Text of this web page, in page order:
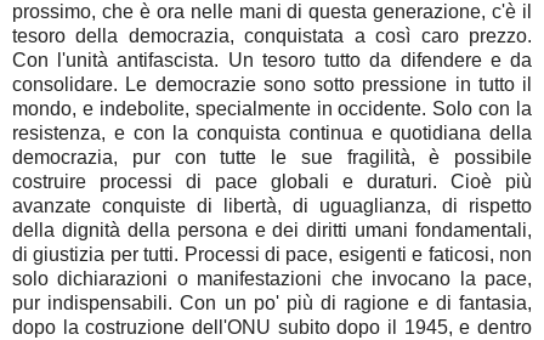
prossimo, che è ora nelle mani di questa generazione, c'è il
tesoro della democrazia, conquistata a così caro prezzo.
Con l'unità antifascista. Un tesoro tutto da difendere e da
consolidare. Le democrazie sono sotto pressione in tutto il
mondo, e indebolite, specialmente in occidente. Solo con la
resistenza, e con la conquista continua e quotidiana della
democrazia, pur con tutte le sue fragilità, è possibile
costruire processi di pace globali e duraturi. Cioè più
avanzate conquiste di libertà, di uguaglianza, di rispetto
della dignità della persona e dei diritti umani fondamentali,
di giustizia per tutti. Processi di pace, esigenti e faticosi, non
solo dichiarazioni o manifestazioni che invocano la pace,
pur indispensabili. Con un po' più di ragione e di fantasia,
dopo la costruzione dell'ONU subito dopo il 1945, e dentro